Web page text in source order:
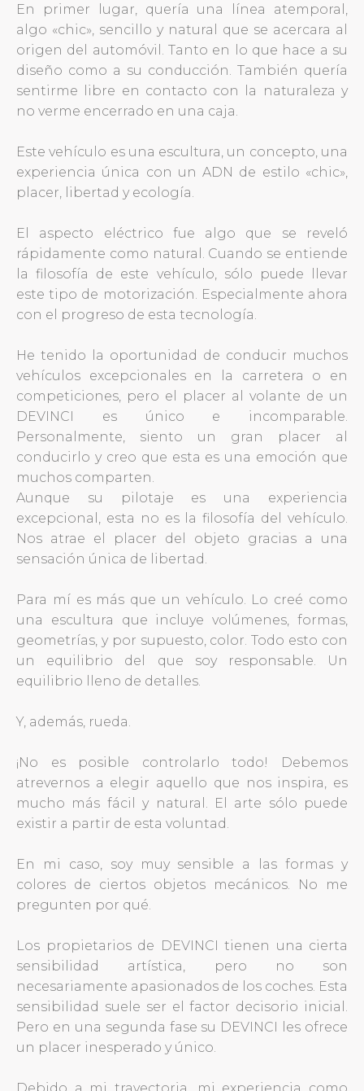
En primer lugar, quería una línea atemporal,
algo «chic», sencillo y natural que se acercara al
origen del automóvil. Tanto en lo que hace a su
diseño como a su conducción. También quería
sentirme libre en contacto con la naturaleza y
no verme encerrado en una caja.
Este vehículo es una escultura, un concepto, una
experiencia única con un ADN de estilo «chic»,
placer, libertad y ecología.
El aspecto eléctrico fue algo que se reveló
rápidamente como natural. Cuando se entiende
la filosofía de este vehículo, sólo puede llevar
este tipo de motorización. Especialmente ahora
con el progreso de esta tecnología.
He tenido la oportunidad de conducir muchos
vehículos excepcionales en la carretera o en
competiciones, pero el placer al volante de un
DEVINCI es único e incomparable.
Personalmente, siento un gran placer al
conducirlo y creo que esta es una emoción que
muchos comparten.
Aunque su pilotaje es una experiencia
excepcional, esta no es la filosofía del vehículo.
Nos atrae el placer del objeto gracias a una
sensación única de libertad.
Para mí es más que un vehículo. Lo creé como
una escultura que incluye volúmenes, formas,
geometrías, y por supuesto, color. Todo esto con
un equilibrio del que soy responsable. Un
equilibrio lleno de detalles.
Y, además, rueda.
¡No es posible controlarlo todo! Debemos
atrevernos a elegir aquello que nos inspira, es
mucho más fácil y natural. El arte sólo puede
existir a partir de esta voluntad.
En mi caso, soy muy sensible a las formas y
colores de ciertos objetos mecánicos. No me
pregunten por qué.
Los propietarios de DEVINCI tienen una cierta
sensibilidad artística, pero no son
necesariamente apasionados de los coches. Esta
sensibilidad suele ser el factor decisorio inicial.
Pero en una segunda fase su DEVINCI les ofrece
un placer inesperado y único.